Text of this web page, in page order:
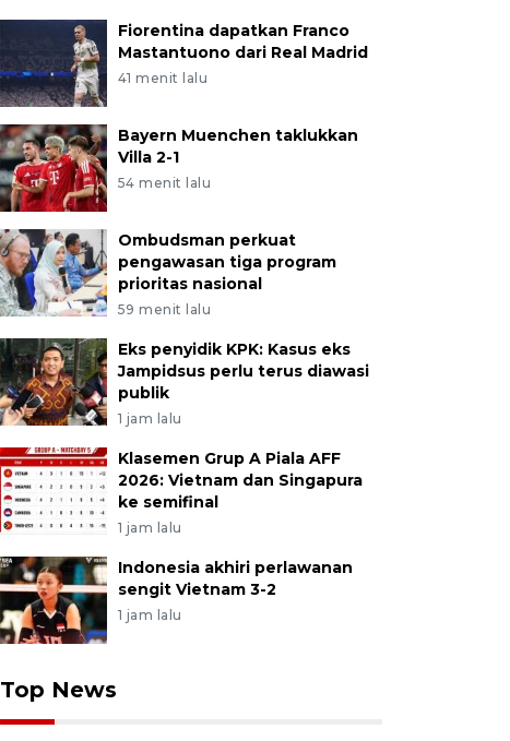
Fiorentina dapatkan Franco
Mastantuono dari Real Madrid
41 menit lalu
Bayern Muenchen taklukkan
Villa 2-1
54 menit lalu
Ombudsman perkuat
pengawasan tiga program
prioritas nasional
59 menit lalu
Eks penyidik KPK: Kasus eks
Jampidsus perlu terus diawasi
publik
1 jam lalu
Klasemen Grup A Piala AFF
2026: Vietnam dan Singapura
ke semifinal
1 jam lalu
Indonesia akhiri perlawanan
sengit Vietnam 3-2
1 jam lalu
Top News